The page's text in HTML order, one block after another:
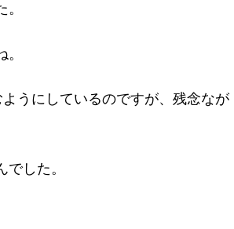
うにしているのですが、残念なが
した。